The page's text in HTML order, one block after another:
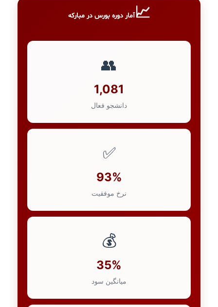
📈آمار دوره بورس در مبارکه
👥
1,081
دانشجو فعال
✅
93%
نرخ موفقیت
💰
35%
میانگین سود